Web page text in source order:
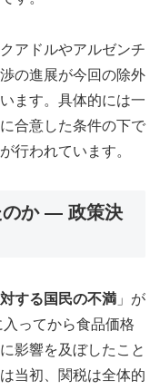
アドルやアルゼンチ
の進展が今回の除外
ます。具体的には一
合意した条件の下で
行われています。
のか — 政策決
する国民の不満 」が
ってから食品価格
影響を及ぼしたこと
当初、関税は全体的